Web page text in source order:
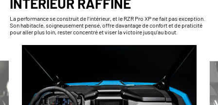
INTÉRIEUR RAFFINÉ
La performance se construit de l’intérieur, et le RZR Pro XP ne fait pas exception.
Son habitacle, soigneusement pensé, offre davantage de confort et de praticité
pour aller plus loin, rester concentré et viser la victoire jusqu’au bout.